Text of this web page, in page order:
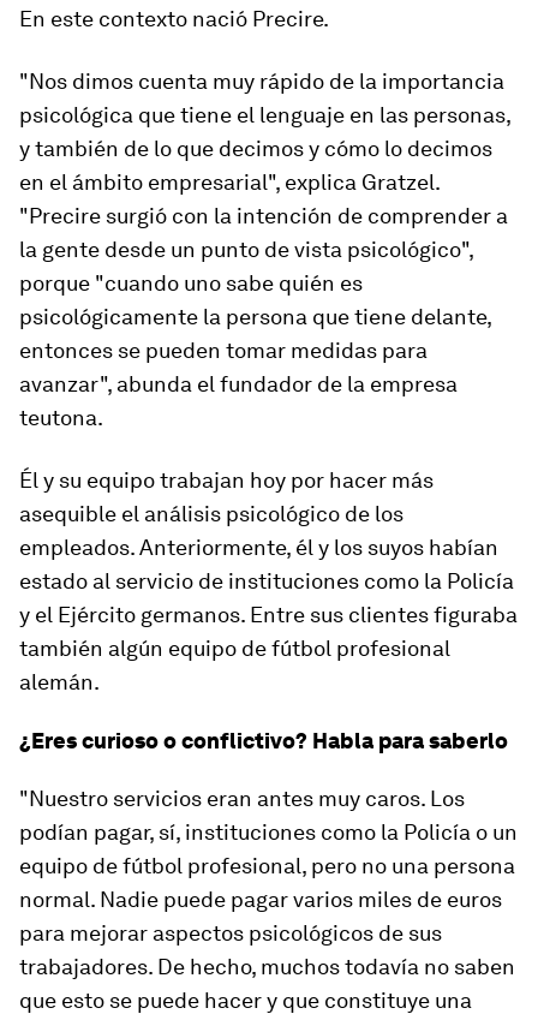
En este contexto nació Precire.
"Nos dimos cuenta muy rápido de la importancia
psicológica que tiene el lenguaje en las personas,
y también de lo que decimos y cómo lo decimos
en el ámbito empresarial", explica Gratzel.
"Precire surgió con la intención de comprender a
la gente desde un punto de vista psicológico",
porque "cuando uno sabe quién es
psicológicamente la persona que tiene delante,
entonces se pueden tomar medidas para
avanzar", abunda el fundador de la empresa
teutona.
Él y su equipo trabajan hoy por hacer más
asequible el análisis psicológico de los
empleados. Anteriormente, él y los suyos habían
estado al servicio de instituciones como la Policía
y el Ejército germanos. Entre sus clientes figuraba
también algún equipo de fútbol profesional
alemán.
¿Eres curioso o conflictivo? Habla para saberlo
"Nuestro servicios eran antes muy caros. Los
podían pagar, sí, instituciones como la Policía o un
equipo de fútbol profesional, pero no una persona
normal. Nadie puede pagar varios miles de euros
para mejorar aspectos psicológicos de sus
trabajadores. De hecho, muchos todavía no saben
que esto se puede hacer y que constituye una